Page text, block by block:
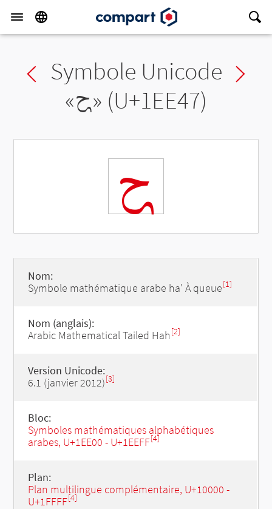
Previous char
Symbole Unicode
«𞹇» (U+1EE47)
𞹇
Nom:
Symbole mathématique arabe ha' À queue[1]
Nom (anglais):
Arabic Mathematical Tailed Hah [2]
Version Unicode:
6.1 (janvier 2012)[3]
Bloc:
Symboles mathématiques alphabétiques
arabes, U+1EE00 - U+1EEFF[4]
Plan:
Plan multilingue complémentaire, U+10000 -
U+1FFFF[4]